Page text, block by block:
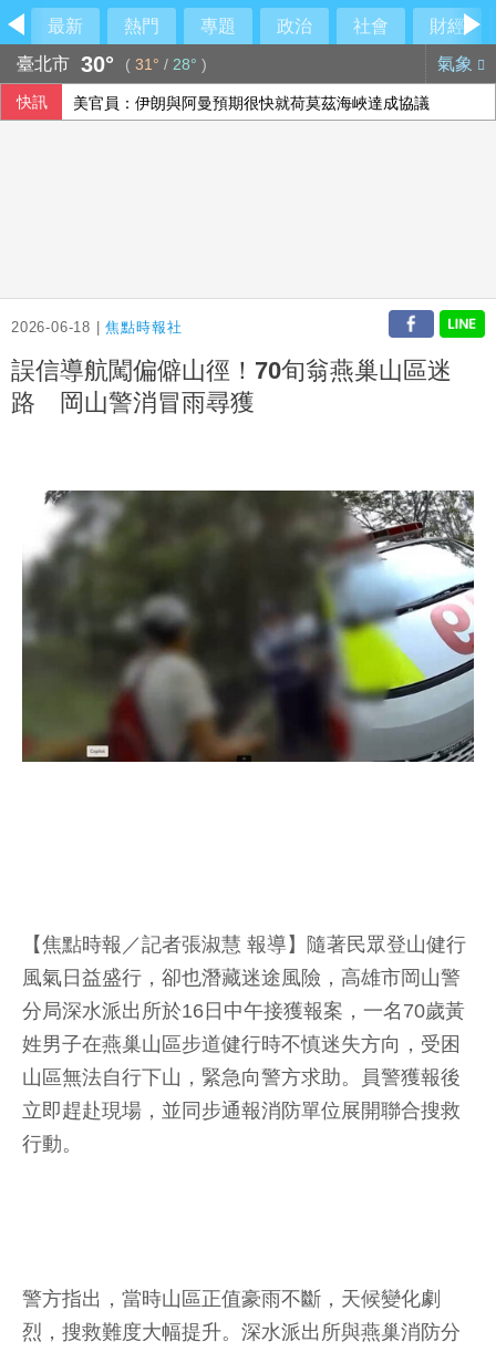
最新 熱門 專題 政治 社會
財經
臺北市 30° ( 31° / 28° ) 氣象
快訊 美官員：伊朗與阿曼預期很快就荷莫茲海峽達成協議
2026-06-18 |焦點時報社
誤信導航闖偏僻山徑！70旬翁燕巢山區迷
路 岡山警消冒雨尋獲
【焦點時報／記者張淑慧 報導】隨著民眾登山健行
風氣日益盛行，卻也潛藏迷途風險，高雄市岡山警
分局深水派出所於16日中午接獲報案，一名70歲黃
姓男子在燕巢山區步道健行時不慎迷失方向，受困
山區無法自行下山，緊急向警方求助。員警獲報後
立即趕赴現場，並同步通報消防單位展開聯合搜救
行動。
警方指出，當時山區正值豪雨不斷，天候變化劇
烈，搜救難度大幅提升。深水派出所與燕巢消防分